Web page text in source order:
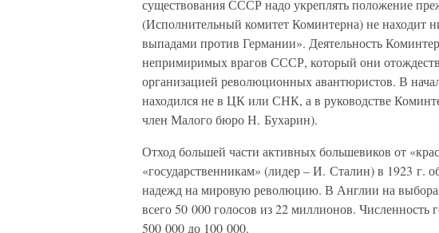
существования СССР надо укреплять положение
(Исполнительный комитет Коминтерна) не находит
выпадами против Германии». Деятельность
непримиримых врагов СССР, который они
организацией революционных авантюристов. В
находился не в ЦК или СНК, а в руководстве
член Малого бюро Н. Бухарин).
Отход большей части активных большевиков от
«государственникам» (лидер – И. Сталин) в 1923 г.
надежд на мировую революцию. В Англии на
всего 50 000 голосов из 22 миллионов. Численность
500 000 до 100 000.